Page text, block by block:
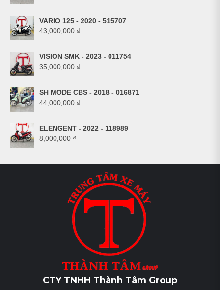
VARIO 125 - 2020 - 515707
43,000,000 ₫
VISION SMK - 2023 - 011754
35,000,000 ₫
SH MODE CBS - 2018 - 016871
44,000,000 ₫
ELENGENT - 2022 - 118989
8,000,000 ₫
CTY TNHH Thành Tâm Group